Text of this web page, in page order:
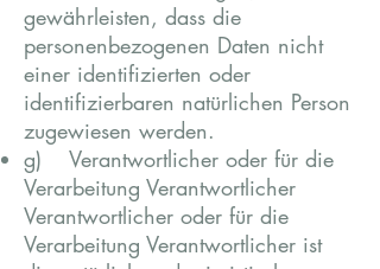
gewährleisten, dass die
personenbezogenen Daten nicht
einer identifizierten oder
identifizierbaren natürlichen Person
zugewiesen werden.
g) Verantwortlicher oder für die
Verarbeitung Verantwortlicher
Verantwortlicher oder für die
Verarbeitung Verantwortlicher ist